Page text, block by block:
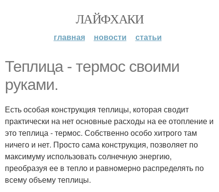
ЛАЙФХАКИ
главная новости статьи
Теплица - термос своими
руками.
Есть особая конструкция теплицы, которая сводит
практически на нет основные расходы на ее отопление и
это теплица - термос. Собственно особо хитрого там
ничего и нет. Просто сама конструкция, позволяет по
максимуму использовать солнечную энергию,
преобразуя ее в тепло и равномерно распределять по
всему объему теплицы.